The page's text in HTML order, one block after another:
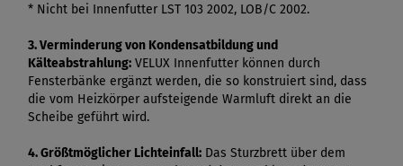
* Nicht bei Innenfutter LST 103 2002, LOB/C 2002.
3. Verminderung von Kondensatbildung und
Kälteabstrahlung: VELUX Innenfutter können durch
Fensterbänke ergänzt werden, die so konstruiert sind, dass
die vom Heizkörper aufsteigende Warmluft direkt an die
Scheibe geführt wird.
4. Größtmöglicher Lichteinfall: Das Sturzbrett über dem